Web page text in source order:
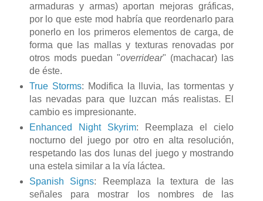
armaduras y armas) aportan mejoras gráficas,
por lo que este mod habría que reordenarlo para
ponerlo en los primeros elementos de carga, de
forma que las mallas y texturas renovadas por
otros mods puedan "overridear" (machacar) las
de éste.
True Storms: Modifica la lluvia, las tormentas y
las nevadas para que luzcan más realistas. El
cambio es impresionante.
Enhanced Night Skyrim: Reemplaza el cielo
nocturno del juego por otro en alta resolución,
respetando las dos lunas del juego y mostrando
una estela similar a la vía láctea.
Spanish Signs: Reemplaza la textura de las
señales para mostrar los nombres de las